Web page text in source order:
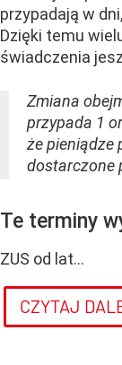
przypadają w
Dzięki temu
świadczenia
Zmiana
przypada 1
że pieniądze
dostarczone
Te terminy
ZUS od lat...
CZYTAJ